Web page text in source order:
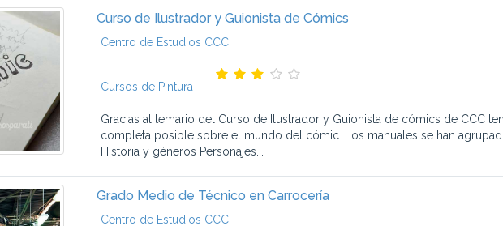
Curso de Ilustrador y Guionista de Cómics
Centro de Estudios CCC
Cursos de Pintura
Gracias al temario del Curso de Ilustrador y Guionista de cómics de CCC
completa posible sobre el mundo del cómic. Los manuales se han
Historia y géneros Personajes...
Grado Medio de Técnico en Carrocería
Centro de Estudios CCC